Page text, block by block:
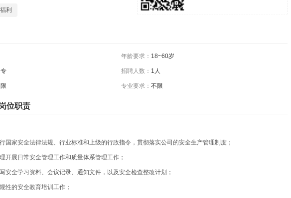
利
年龄要求： 18~60岁
招聘人数： 1人
专业要求： 不限
位职责
国家安全法律法规、行业标准和上级的行政指令，贯彻落实公司的安全生产管理制度；
开展日常安全管理工作和质量体系管理工作；
安全学习资料、会议记录、通知文件，以及安全检查整改计划；
性的安全教育培训工作；